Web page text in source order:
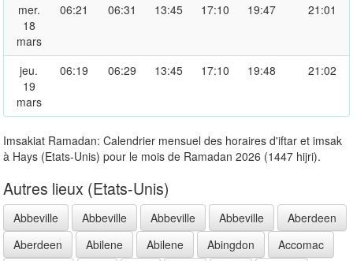
mer.
18
mars
06:21 06:31 13:45 17:10 19:47 21:01
jeu.
19
mars
06:19 06:29 13:45 17:10 19:48 21:02
Imsakiat Ramadan: Calendrier mensuel des horaires d'iftar et imsak
à Hays (Etats-Unis) pour le mois de Ramadan 2026 (1447 hijri).
Autres lieux (Etats-Unis)
Abbeville Abbeville Abbeville Abbeville
Aberdeen
Aberdeen
Abilene Abilene Abingdon
Accomac